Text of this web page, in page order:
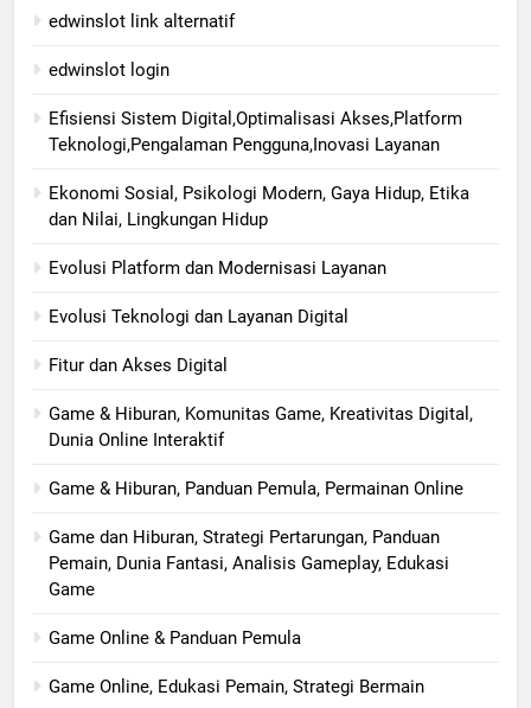
edwinslot link alternatif
edwinslot login
Efisiensi Sistem Digital,Optimalisasi Akses,Platform
Teknologi,Pengalaman Pengguna,Inovasi Layanan
Ekonomi Sosial, Psikologi Modern, Gaya Hidup, Etika
dan Nilai, Lingkungan Hidup
Evolusi Platform dan Modernisasi Layanan
Evolusi Teknologi dan Layanan Digital
Fitur dan Akses Digital
Game & Hiburan, Komunitas Game, Kreativitas Digital,
Dunia Online Interaktif
Game & Hiburan, Panduan Pemula, Permainan Online
Game dan Hiburan, Strategi Pertarungan, Panduan
Pemain, Dunia Fantasi, Analisis Gameplay, Edukasi
Game
Game Online & Panduan Pemula
Game Online, Edukasi Pemain, Strategi Bermain